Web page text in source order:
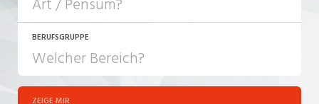
JOB-TYP
Festanstellung
BERUFSGRUPPE
ZEIGE MIR